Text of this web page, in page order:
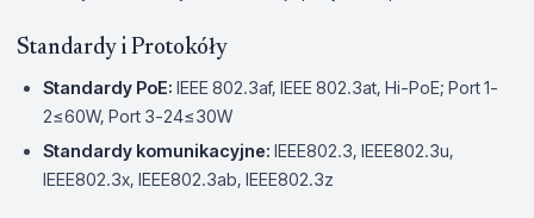
Standardy i Protokóły
Standardy PoE: IEEE 802.3af, IEEE 802.3at, Hi-PoE; Port 1-
2≤60W, Port 3-24≤30W
Standardy komunikacyjne: IEEE802.3, IEEE802.3u,
IEEE802.3x, IEEE802.3ab, IEEE802.3z